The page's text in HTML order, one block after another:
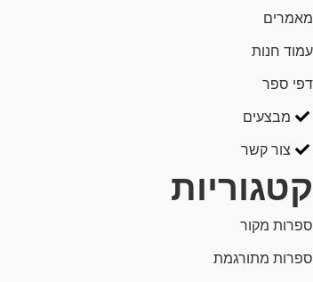
מאמרים
עמוד חנות
דפי ספר
מבצעים
צור קשר
קטגוריות
ספרות מקור
ספרות מתורגמת